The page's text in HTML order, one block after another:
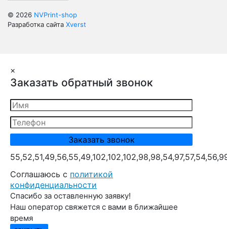
© 2026 NVPrint-shop
Разработка сайта Xverst
×
Заказать обратный звонок
Cоглашаюсь с политикой
конфиденциальности
Спасибо за оставленную заявку!
Наш оператор свяжется с вами в ближайшее
время